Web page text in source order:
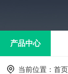
产品中心
当前位置： 首页